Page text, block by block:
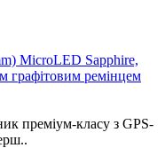
MicroLED Sapphire,
графітовим ремінцем
преміум-класу з GPS-